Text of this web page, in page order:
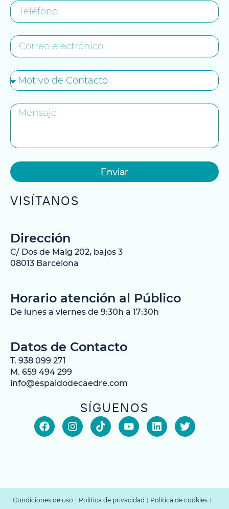
Enviar
VISÍTANOS
Dirección
C/ Dos de Maig 202, bajos 3
08013 Barcelona
Horario atención al Público
De lunes a viernes de 9:30h a 17:30h
Datos de Contacto
T. 938 099 271
M. 659 494 299
info@espaidodecaedre.com
SÍGUENOS
Condiciones de uso Política de privacidad Política de cookies